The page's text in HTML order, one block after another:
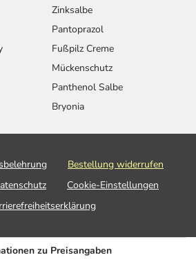
Zinksalbe
Pantoprazol
Fußpilz Creme
Mückenschutz
Panthenol Salbe
Bryonia
Bestellung widerrufen
Cookie-Einstellungen
zu Preisangaben